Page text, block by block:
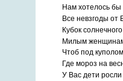
Нам хотелось бы
Все невзгоды от
Кубок
Милым женщинам
Чтоб под
Где мороз на
У Вас дети